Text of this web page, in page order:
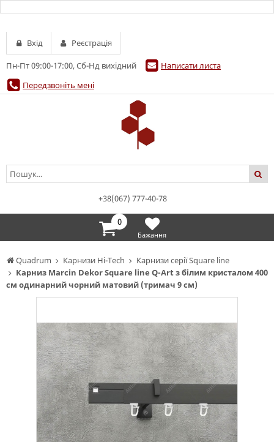
Quadrum Карнизи Hi-Tech
Карнизи серії Square line
Карниз Marcin Dekor Square line Q-Art з білим кристалом 400
см одинарний чорний матовий (тримач 9 см)
Пн-Пт 09:00-17:00, Сб-Нд вихідний
Написати листа
Передзвоніть мені
Вхід Реєстрація
+38(067) 777-40-78
0
Бажання